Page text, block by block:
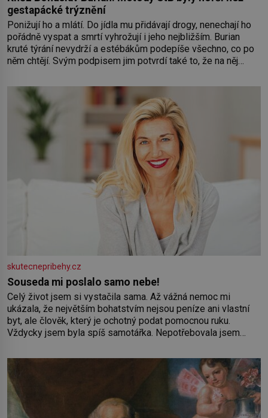
gestapácké trýznění
Ponižují ho a mlátí. Do jídla mu přidávají drogy, nenechají ho
pořádně vyspat a smrtí vyhrožují i jeho nejbližším. Burian
kruté týrání nevydrží a estébákům podepíše všechno, co po
něm chtějí. Svým podpisem jim potvrdí také to, že na něj
Syn brněnského řezníka chce být knězem a
skutecnepribehy.cz
Souseda mi poslalo samo nebe!
Celý život jsem si vystačila sama. Až vážná nemoc mi
ukázala, že největším bohatstvím nejsou peníze ani vlastní
byt, ale člověk, který je ochotný podat pomocnou ruku.
Vždycky jsem byla spíš samotářka. Nepotřebovala jsem
práce a hlavně klid. Hned po studiích jsem odešla z rodného